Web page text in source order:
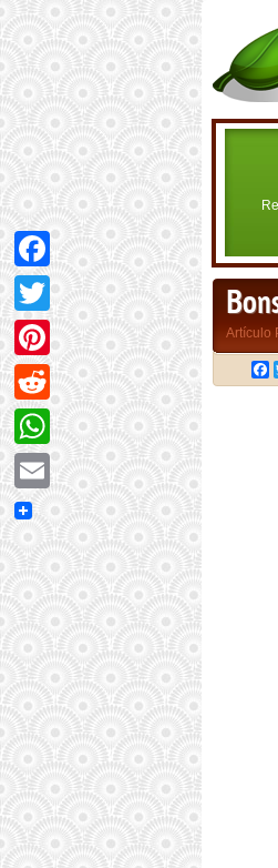
Artículo
Facebook
Twitter
Pinterest
Reddit
WhatsApp
Email